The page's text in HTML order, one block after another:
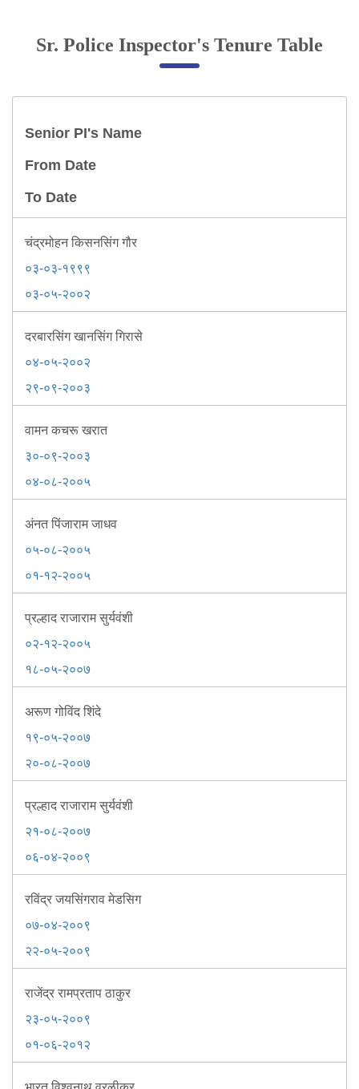
Online Complaint
Servant Information
Police Clearance Services
Accident Compensation
Right To Information
Passport Status
Useful websites
Citizen Wall
Information of Arrested Accused
Safety Tips
DCP Visits
Help Us
FAQ
Welfare Activities
Press Release
Crime Review
Miscellaneous
Recruitment
Good Work
Contact Us
Police Station Incharge
Senior Police Officers
Feedback
Sr. Police Inspector's Tenure Table
Senior PI's Name
From Date
To Date
चंद्रमोहन किसनसिंग गौर
०३-०३-१९९९
०३-०५-२००२
दरबारसिंग खानसिंग गिरासे
०४-०५-२००२
२९-०९-२००३
वामन कचरू खरात
३०-०९-२००३
०४-०८-२००५
अंनत पिंजाराम जाधव
०५-०८-२००५
०१-१२-२००५
प्रल्हाद राजाराम सुर्यवंशी
०२-१२-२००५
१८-०५-२००७
अरूण गोविंद शिंदे
१९-०५-२००७
२०-०८-२००७
प्रल्हाद राजाराम सुर्यवंशी
२१-०८-२००७
०६-०४-२००९
रविंद्र जयसिंगराव मेडसिग
०७-०४-२००९
२२-०५-२००९
राजेंद्र रामप्रताप ठाकुर
२३-०५-२००९
०१-०६-२०१२